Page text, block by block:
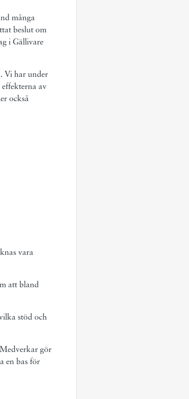
många
beslut om
i Gällivare
Vi har under
av
också
vara
att bland
stöd och
gör
en bas för